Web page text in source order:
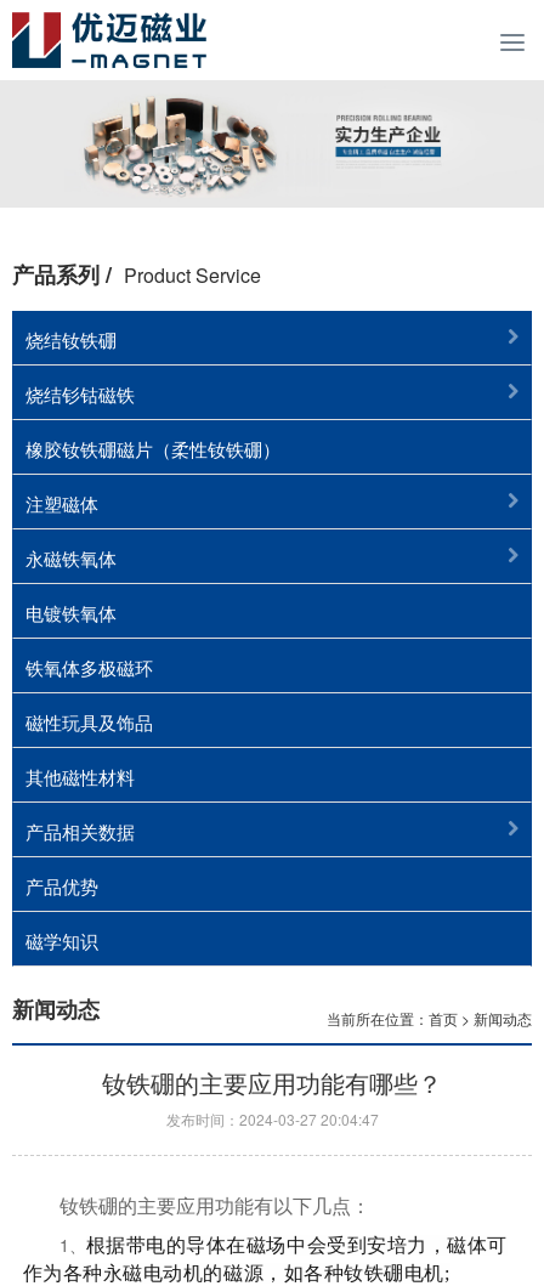
产品系列 / Product Service
烧结钕铁硼
烧结钐钴磁铁
橡胶钕铁硼磁片（柔性钕铁硼）
注塑磁体
永磁铁氧体
电镀铁氧体
铁氧体多极磁环
磁性玩具及饰品
其他磁性材料
产品相关数据
产品优势
磁学知识
新闻动态 当前所在位置： 首页 > 新闻动态
钕铁硼的主要应用功能有哪些？
发布时间：2024-03-27 20:04:47
钕铁硼的主要应用功能有以下几点：
1、
根据带电的导体在磁场中会受到安培力，磁体可
作为各种永磁电动机的磁源，如各种钕铁硼电机;